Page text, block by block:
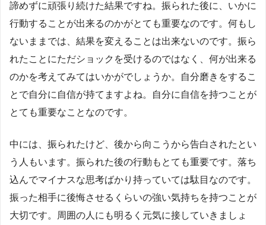
諦めずに頑張り続けた結果ですね。振られた後に、いかに
行動することが出来るのかがとても重要なのです。何もし
ないままでは、結果を変えることは出来ないのです。振ら
れたことにただショックを受けるのではなく、何が出来る
のかを考えてみてはいかがでしょうか。自分磨きをするこ
とで自分に自信が持てますよね。自分に自信を持つことが
とても重要なことなのです。
中には、振られたけど、後から向こうから告白されたとい
う人もいます。振られた後の行動もとても重要です。落ち
込んでマイナスな思考ばかり持っていては駄目なのです。
振った相手に後悔させるくらいの強い気持ちを持つことが
大切です。周囲の人にも明るく元気に接していきましょ